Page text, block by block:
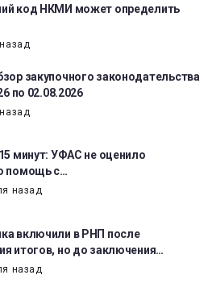
код НКМИ может определить
закупочного законодательства
по 02.08.2026
минут: УФАС не оценило
помощь с…
назад
включили в РНП после
итогов, но до заключения…
назад